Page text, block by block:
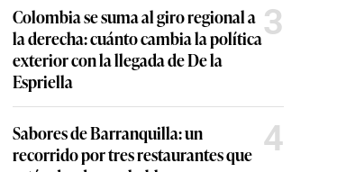
Colombia se suma al giro regional a
la derecha: cuánto cambia la política
exterior con la llegada de De la
Espriella
3
Sabores de Barranquilla: un
recorrido por tres restaurantes que 4